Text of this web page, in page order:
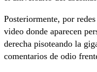
Posteriormente, por
video donde aparecen
derecha pisoteando la
comentarios de odio